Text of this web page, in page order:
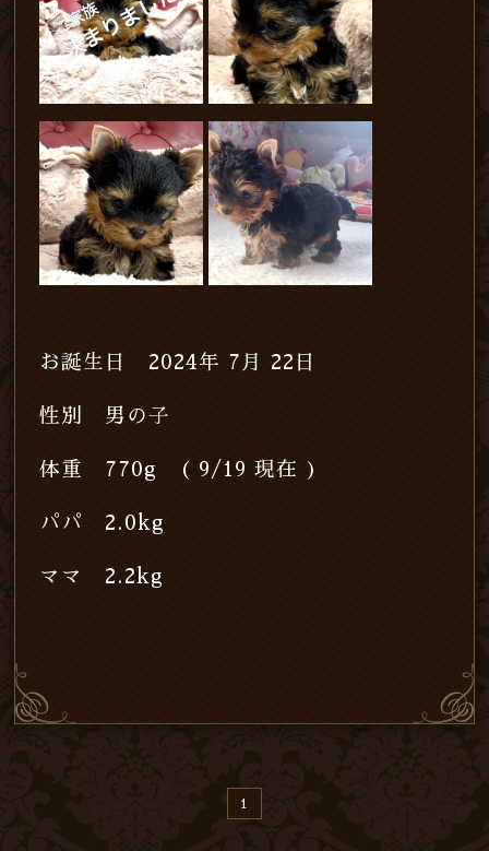
お誕生日 2024年 7月 22日
性別 男の子
体重 770g ( 9/19 現在 )
パパ 2.0kg
ママ 2.2kg
1